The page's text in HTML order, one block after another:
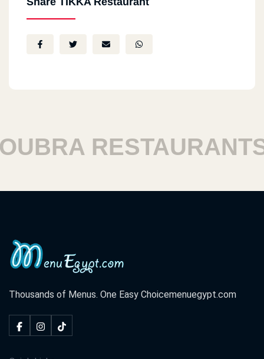
RESTAURANTS
Thousands of Menus. One Easy Choicemenuegypt.com